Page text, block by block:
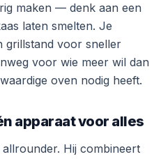
maken — denk aan een
laten smelten. Je
grillstand voor sneller
voor wie meer wil dan
oven nodig heeft.
apparaat voor alles
allrounder. Hij combineert